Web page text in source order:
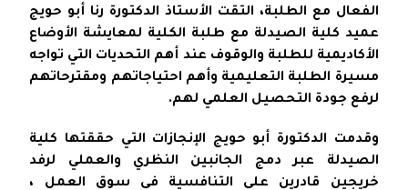
الفعال مع الطلبة، التقت الأستاذ الدكتورة رنا أبو حويج
عميد كلية الصيدلة مع طلبة الكلية لمعايشة الأوضاع
الأكاديمية للطلبة والوقوف عند أهم التحديات التي تواجه
مسيرة الطلبة التعليمية وأهم احتياجاتهم ومقترحاتهم
لرفع جودة التحصيل العلمي لهم.
وقدمت الدكتورة أبو حويج الإنجازات التي حققتها كلية
الصيدلة عبر دمج الجانبين النظري والعملي لرفد
خريجين قادرين على التنافسية في سوق العمل ،